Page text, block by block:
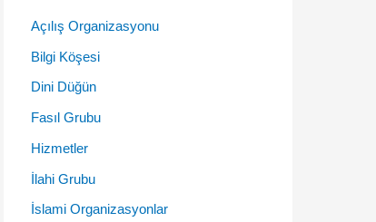
Açılış Organizasyonu
Bilgi Köşesi
Dini Düğün
Fasıl Grubu
Hizmetler
İlahi Grubu
İslami Organizasyonlar